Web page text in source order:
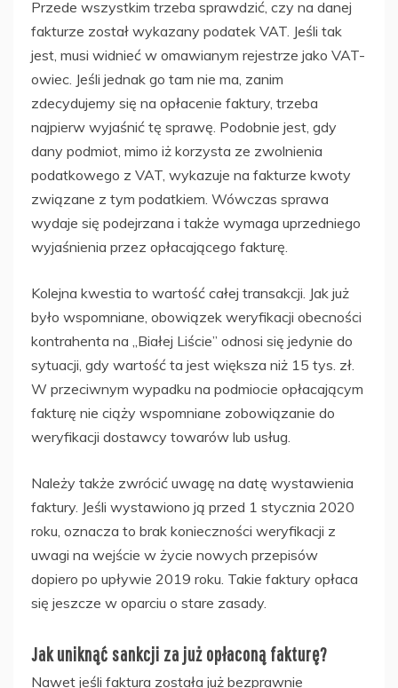
Przede wszystkim trzeba sprawdzić, czy na danej
fakturze został wykazany podatek VAT. Jeśli tak
jest, musi widnieć w omawianym rejestrze jako VAT-
owiec. Jeśli jednak go tam nie ma, zanim
zdecydujemy się na opłacenie faktury, trzeba
najpierw wyjaśnić tę sprawę. Podobnie jest, gdy
dany podmiot, mimo iż korzysta ze zwolnienia
podatkowego z VAT, wykazuje na fakturze kwoty
związane z tym podatkiem. Wówczas sprawa
wydaje się podejrzana i także wymaga uprzedniego
wyjaśnienia przez opłacającego fakturę.
Kolejna kwestia to wartość całej transakcji. Jak już
było wspomniane, obowiązek weryfikacji obecności
kontrahenta na „Białej Liście” odnosi się jedynie do
sytuacji, gdy wartość ta jest większa niż 15 tys. zł.
W przeciwnym wypadku na podmiocie opłacającym
fakturę nie ciąży wspomniane zobowiązanie do
weryfikacji dostawcy towarów lub usług.
Należy także zwrócić uwagę na datę wystawienia
faktury. Jeśli wystawiono ją przed 1 stycznia 2020
roku, oznacza to brak konieczności weryfikacji z
uwagi na wejście w życie nowych przepisów
dopiero po upływie 2019 roku. Takie faktury opłaca
się jeszcze w oparciu o stare zasady.
Jak uniknąć sankcji za już opłaconą fakturę?
Nawet jeśli faktura została już bezprawnie